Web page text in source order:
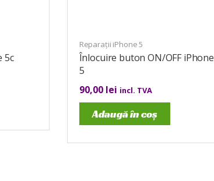
5c
Reparații iPhone 5
Înlocuire buton ON/OFF iPhone
5
90,00 lei incl. TVA
Adaugă în coș